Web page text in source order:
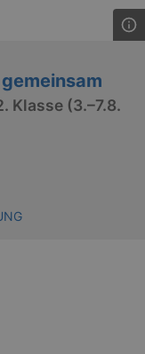
Klasse (3.–7.8.